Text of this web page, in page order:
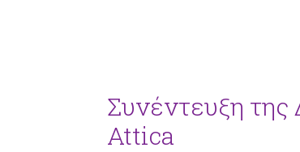
Συνέντευξη της
Attica